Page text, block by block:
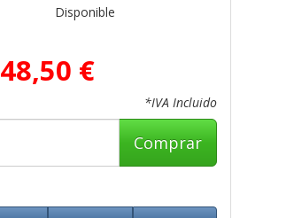
Disponible
48,50 €
*IVA Incluido
Comprar